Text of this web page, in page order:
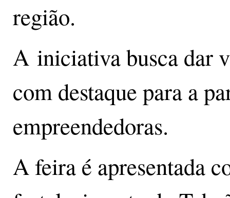
região.
A iniciativa busca dar
com destaque para a
empreendedoras.
A feira é apresentada